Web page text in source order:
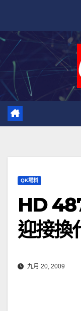
內
QK場料
HD
迎接換
九月 20, 2009